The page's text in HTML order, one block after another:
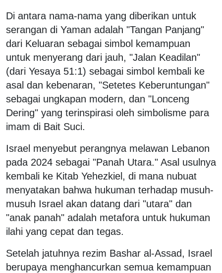
Di antara nama-nama yang diberikan untuk
serangan di Yaman adalah "Tangan Panjang"
dari Keluaran sebagai simbol kemampuan
untuk menyerang dari jauh, "Jalan Keadilan"
(dari Yesaya 51:1) sebagai simbol kembali ke
asal dan kebenaran, "Setetes Keberuntungan"
sebagai ungkapan modern, dan "Lonceng
Dering" yang terinspirasi oleh simbolisme para
imam di Bait Suci.
Israel menyebut perangnya melawan Lebanon
pada 2024 sebagai "Panah Utara." Asal usulnya
kembali ke Kitab Yehezkiel, di mana nubuat
menyatakan bahwa hukuman terhadap musuh-
musuh Israel akan datang dari "utara" dan
"anak panah" adalah metafora untuk hukuman
ilahi yang cepat dan tegas.
Setelah jatuhnya rezim Bashar al-Assad, Israel
berupaya menghancurkan semua kemampuan